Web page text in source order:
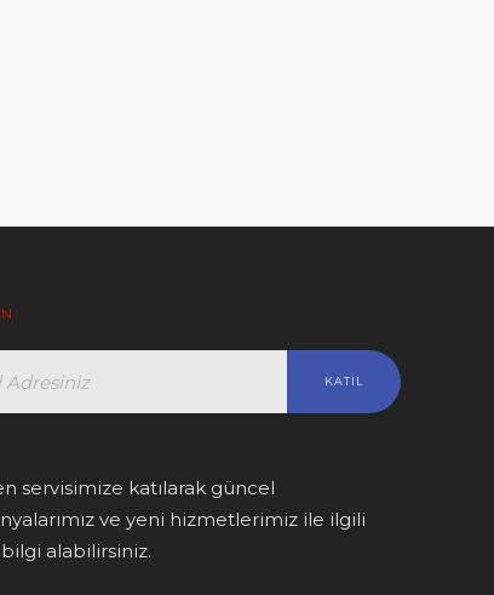
servisimize katılarak güncel
ve yeni hizmetlerimiz ile ilgili
bilgi alabilirsiniz.